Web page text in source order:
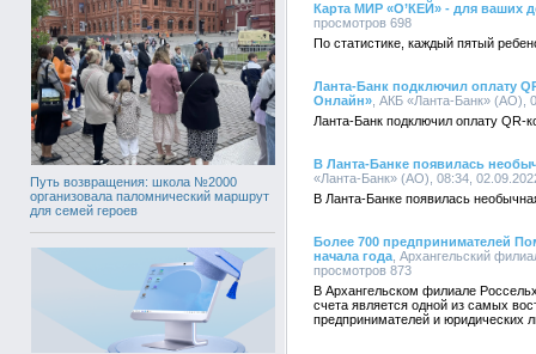
Путь возвращения: школа №2000
организовала паломнический маршрут
для семей героев
Карта МИР «О’КЕЙ» - для ваших
просмотров 698
По статистике, каждый пятый
Ланта-Банк подключил оплату
Онлайн» , АКБ «Ланта-Банк» (АО),
Ланта-Банк подключил оплату
В Ланта-Банке появилась
«Ланта-Банк» (АО), 08:34,
В Ланта-Банке появилась
Более 700 предпринимателей
начала года , Архангельский
просмотров 873
В Архангельском филиале
счета является одной из самых
предпринимателей и юридических